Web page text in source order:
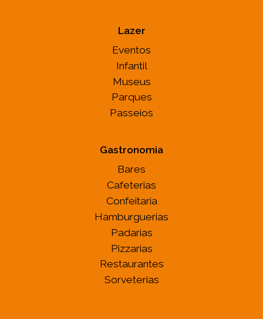
Lazer
Eventos
Infantil
Museus
Parques
Passeios
Gastronomia
Bares
Cafeterias
Confeitaria
Hamburguerias
Padarias
Pizzarias
Restaurantes
Sorveterias